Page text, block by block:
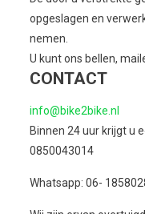
opgeslagen en
nemen.
U kunt ons bellen,
CONTACT
info@bike2bike.nl
Binnen 24 uur krijgt u
0850043014
Whatsapp: 06-